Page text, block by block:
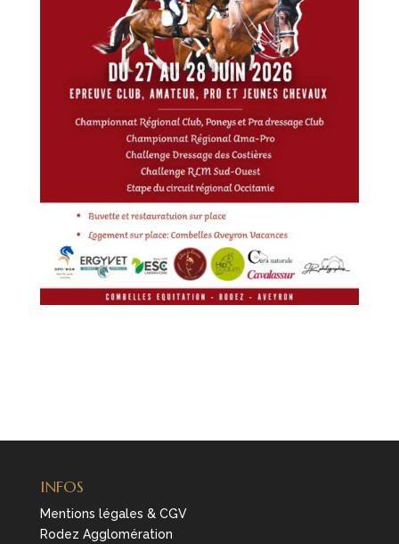
INFOS
Mentions légales & CGV
Rodez Agglomération